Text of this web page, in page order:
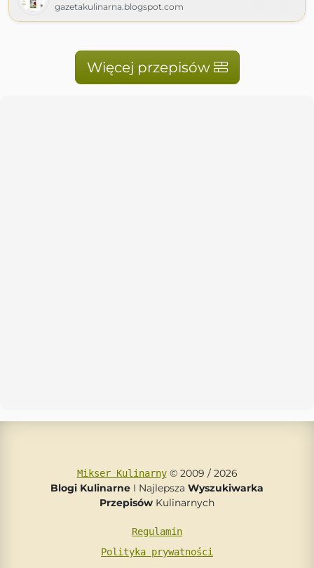
gazetakulinarna.blogspot.com
Więcej przepisów
Mikser Kulinarny© 2009 / 2026
Blogi Kulinarne I Najlepsza Wyszukiwarka
Przepisów Kulinarnych
Regulamin
Polityka prywatności